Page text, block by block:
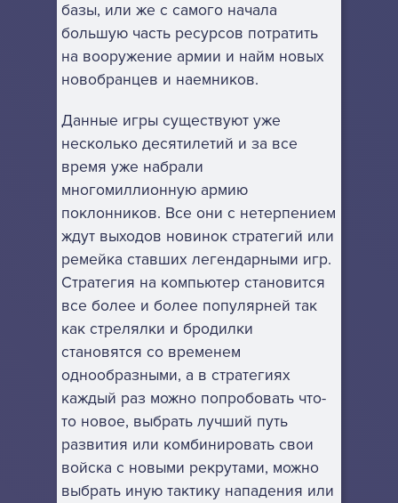
базы, или же с самого начала
большую часть ресурсов потратить
на вооружение армии и найм новых
новобранцев и наемников.
Данные игры существуют уже
несколько десятилетий и за все
время уже набрали
многомиллионную армию
поклонников. Все они с нетерпением
ждут выходов новинок стратегий или
ремейка ставших легендарными игр.
Стратегия на компьютер становится
все более и более популярней так
как стрелялки и бродилки
становятся со временем
однообразными, а в стратегиях
каждый раз можно попробовать что-
то новое, выбрать лучший путь
развития или комбинировать свои
войска с новыми рекрутами, можно
выбрать иную тактику нападения или